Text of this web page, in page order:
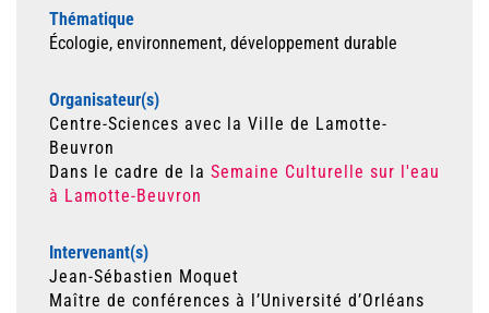
Thématique
Écologie, environnement, développement durable
Organisateur(s)
Centre-Sciences avec la Ville de Lamotte-
Beuvron
Dans le cadre de la Semaine Culturelle sur l'eau
à Lamotte-Beuvron
Intervenant(s)
Jean-Sébastien Moquet
Maître de conférences à l’Université d’Orléans